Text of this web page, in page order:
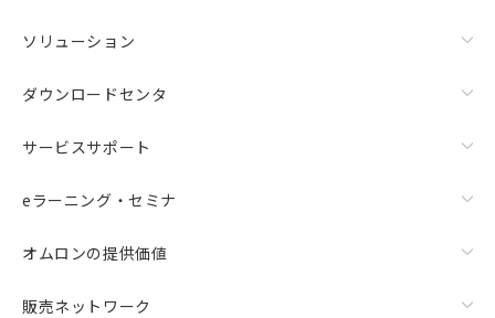
ソリューション
ダウンロードセンタ
サービスサポート
eラーニング・セミナ
オムロンの提供価値
販売ネットワーク